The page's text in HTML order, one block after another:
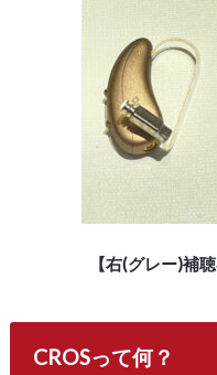
【右(グレー)補
CROSって何？